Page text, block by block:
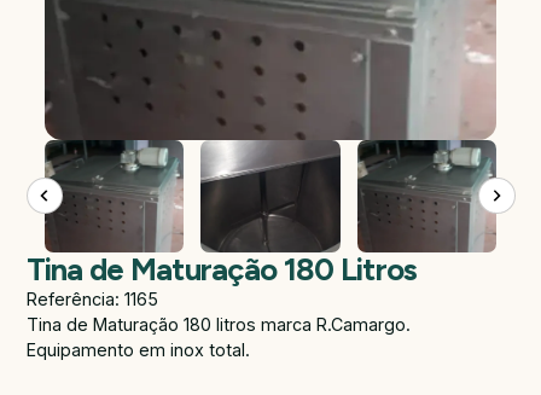
Tina de Maturação 180 Litros
Referência: 1165
Tina de Maturação 180 litros marca R.Camargo.
Equipamento em inox total.